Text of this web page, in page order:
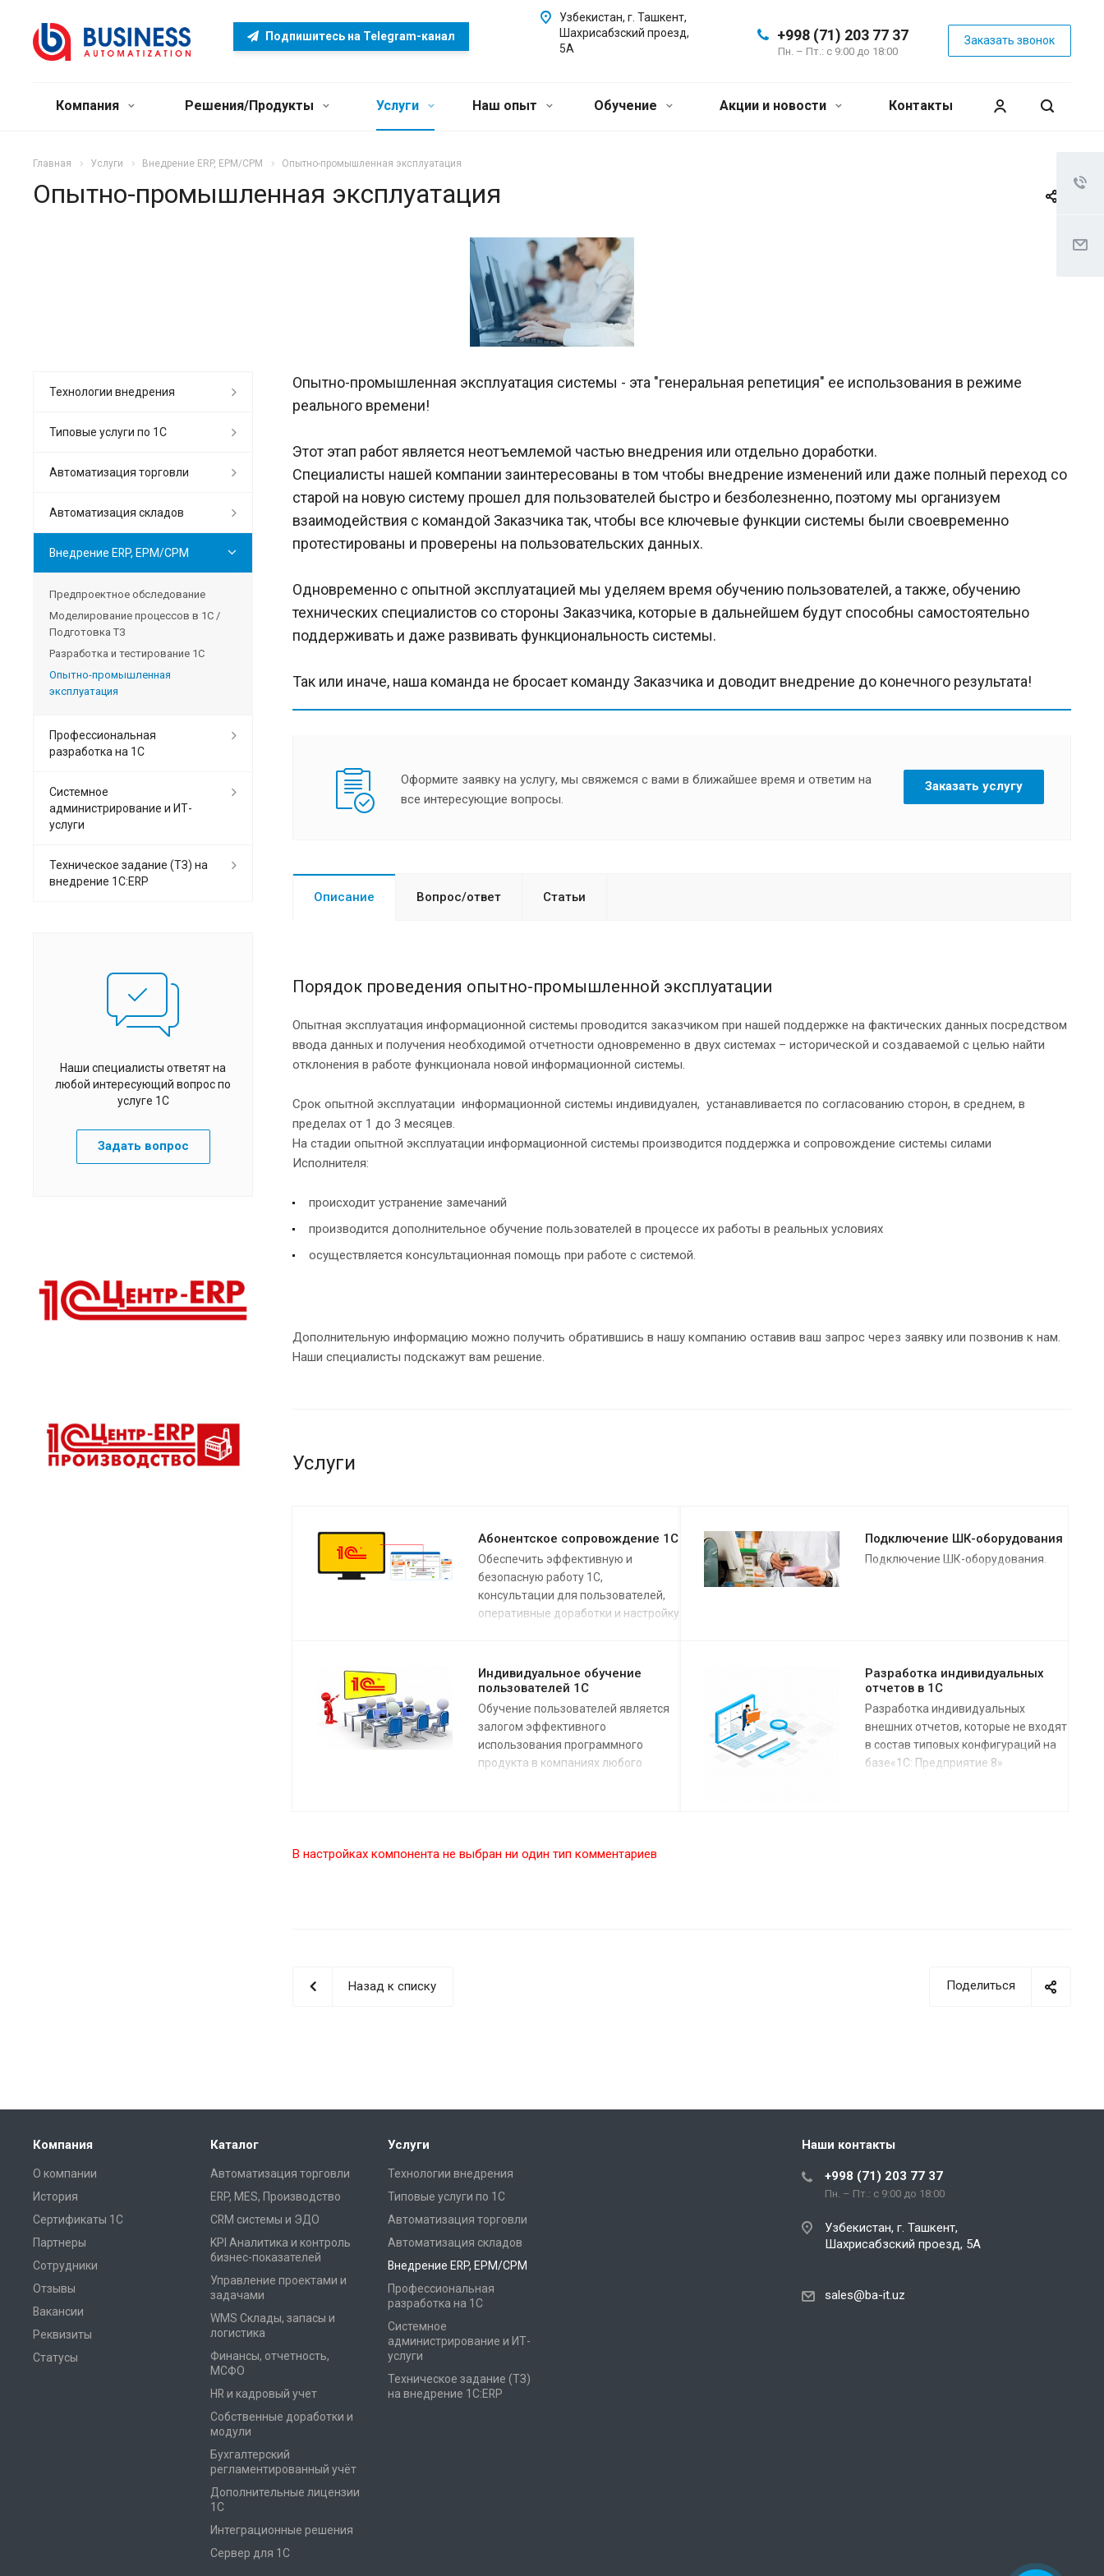
Подпишитесь на Telegram-канал +998 (71) 203 77 37
Пн. – Пт.: с 9:00 до 18:00
Заказать звонок
Узбекистан, г. Ташкент,
Шахрисабзский проезд,
5А
Компания Решения/Продукты Услуги Наш опыт Обучение Акции и новости Контакты
Главная Услуги Внедрение ERP, EPM/CPM Опытно-промышленная эксплуатация
Опытно-промышленная эксплуатация
Опытно-промышленная эксплуатация системы - эта "генеральная репетиция" ее использования в режиме
реального времени!
Этот этап работ является неотъемлемой частью внедрения или отдельно доработки.
Специалисты нашей компании заинтересованы в том чтобы внедрение изменений или даже полный переход со
старой на новую систему прошел для пользователей быстро и безболезненно, поэтому мы организуем
взаимодействия с командой Заказчика так, чтобы все ключевые функции системы были своевременно
протестированы и проверены на пользовательских данных.
Одновременно с опытной эксплуатацией мы уделяем время обучению пользователей, а также, обучению
технических специалистов со стороны Заказчика, которые в дальнейшем будут способны самостоятельно
поддерживать и даже развивать функциональность системы.
Так или иначе, наша команда не бросает команду Заказчика и доводит внедрение до конечного результата!
Оформите заявку на услугу, мы свяжемся с вами в ближайшее время и ответим на
все интересующие вопросы.
Заказать услугу
Описание Вопрос/ответ Статьи
Порядок проведения опытно-промышленной эксплуатации
Опытная эксплуатация информационной системы проводится заказчиком при нашей поддержке на фактических данных посредством
ввода данных и получения необходимой отчетности одновременно в двух системах – исторической и создаваемой с целью найти
отклонения в работе функционала новой информационной системы.
Срок опытной эксплуатации информационной системы индивидуален, устанавливается по согласованию сторон, в среднем, в
пределах от 1 до 3 месяцев.
На стадии опытной эксплуатации информационной системы производится поддержка и сопровождение системы силами
Исполнителя:
происходит устранение замечаний
производится дополнительное обучение пользователей в процессе их работы в реальных условиях
осуществляется консультационная помощь при работе с системой.
Дополнительную информацию можно получить обратившись в нашу компанию оставив ваш запрос через заявку или позвонив к нам.
Наши специалисты подскажут вам решение.
Услуги
Абонентское сопровождение 1С
Обеспечить эффективную и
безопасную работу 1С,
консультации для пользователей,
оперативные доработки и настройку
Подключение ШК-оборудования
Подключение ШК-оборудования.
Индивидуальное обучение
пользователей 1С
Обучение пользователей является
залогом эффективного
использования программного
продукта в компаниях любого
удаленных видеокурсов, до
Разработка индивидуальных
отчетов в 1С
Разработка индивидуальных
внешних отчетов, которые не входят
в состав типовых конфигураций на
базе«1С: Предприятие 8»
В настройках компонента не выбран ни один тип комментариев
Поделиться
Назад к списку
Технологии внедрения
Типовые услуги по 1С
Автоматизация торговли
Автоматизация складов
Внедрение ERP, EPM/CPM
Предпроектное обследование
Моделирование процессов в 1С /
Подготовка ТЗ
Разработка и тестирование 1С
Опытно-промышленная
эксплуатация
Профессиональная
разработка на 1С
Системное
администрирование и ИТ-
услуги
Техническое задание (ТЗ) на
внедрение 1С:ERP
Наши специалисты ответят на
любой интересующий вопрос по
услуге 1С
Задать вопрос
Компания
О компании
История
Сертификаты 1С
Партнеры
Сотрудники
Отзывы
Вакансии
Реквизиты
Статусы
Каталог
Автоматизация торговли
ERP, MES, Производство
CRM системы и ЭДО
KPI Аналитика и контроль
бизнес-показателей
Управление проектами и
задачами
WMS Склады, запасы и
логистика
Финансы, отчетность,
МСФО
HR и кадровый учет
Собственные доработки и
модули
Бухгалтерский
регламентированный учёт
Дополнительные лицензии
1С
Интеграционные решения
Сервер для 1С
Услуги
Технологии внедрения
Типовые услуги по 1С
Автоматизация торговли
Автоматизация складов
Внедрение ERP, EPM/CPM
Профессиональная
разработка на 1С
Системное
администрирование и ИТ-
услуги
Техническое задание (ТЗ)
на внедрение 1С:ERP
Наши контакты
+998 (71) 203 77 37
Пн. – Пт.: с 9:00 до 18:00
Узбекистан, г. Ташкент,
Шахрисабзский проезд, 5А
sales@ba-it.uz